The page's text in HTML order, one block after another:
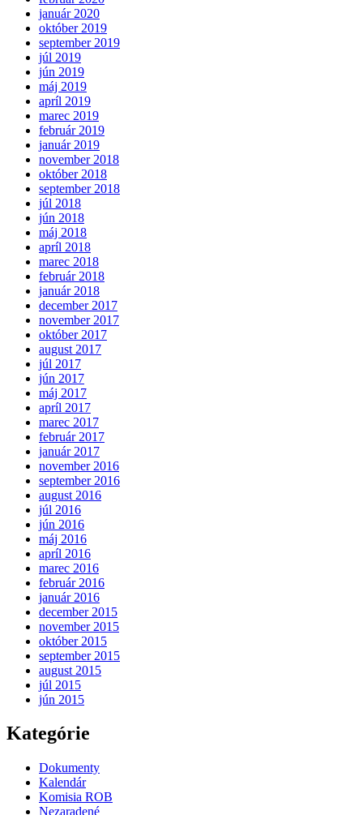
január 2020
október 2019
september 2019
júl 2019
jún 2019
máj 2019
apríl 2019
marec 2019
február 2019
január 2019
november 2018
október 2018
september 2018
júl 2018
jún 2018
máj 2018
apríl 2018
marec 2018
február 2018
január 2018
december 2017
november 2017
október 2017
august 2017
júl 2017
jún 2017
máj 2017
apríl 2017
marec 2017
február 2017
január 2017
november 2016
september 2016
august 2016
júl 2016
jún 2016
máj 2016
apríl 2016
marec 2016
február 2016
január 2016
december 2015
november 2015
október 2015
september 2015
august 2015
júl 2015
jún 2015
Kategórie
Dokumenty
Kalendár
Komisia ROB
Nezaradené